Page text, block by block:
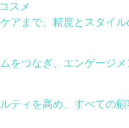
スメ
アまで、精度とスタイ
をつなぎ、エンゲージ
ティを高め、すべての